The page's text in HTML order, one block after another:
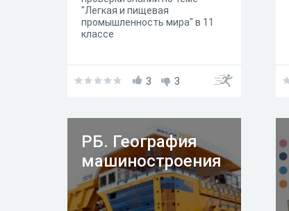
"Легкая и пищевая
промышленность мира" в 11
классе
3 3
РБ. География
машиностроения